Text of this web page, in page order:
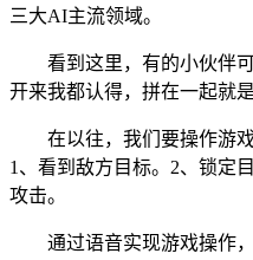
三大AI主流领域。
看到这里，有的小伙伴可
开来我都认得，拼在一起就
在以往，我们要操作游戏
1、看到敌方目标。2、锁定
攻击。
通过语音实现游戏操作，